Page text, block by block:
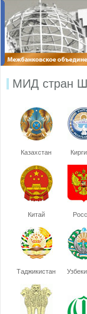
МИД стран
Казахстан
Китай
Таджикистан